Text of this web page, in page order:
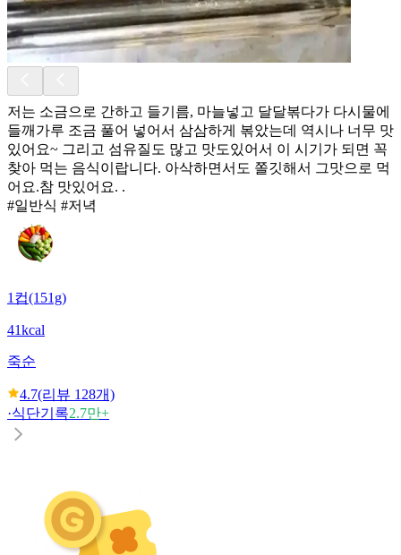
저는 소금으로 간하고 들기름, 마늘넣고 달달볶다가 다시물에
들깨가루 조금 풀어 넣어서 삼삼하게 볶았는데 역시나 너무 맛
있어요~ 그리고 섬유질도 많고 맛도있어서 이 시기가 되면 꼭
찾아 먹는 음식이랍니다. 아삭하면서도 쫄깃해서 그맛으로 먹
어요.참 맛있어요. .
#일반식 #저녁
1컵(151g)
41kcal
죽순
4.7(리뷰 128개)
·식단기록2.7만+